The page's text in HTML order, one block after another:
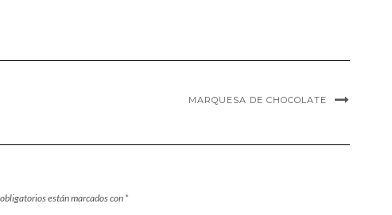
MARQUESA DE CHOCOLATE
están marcados con *